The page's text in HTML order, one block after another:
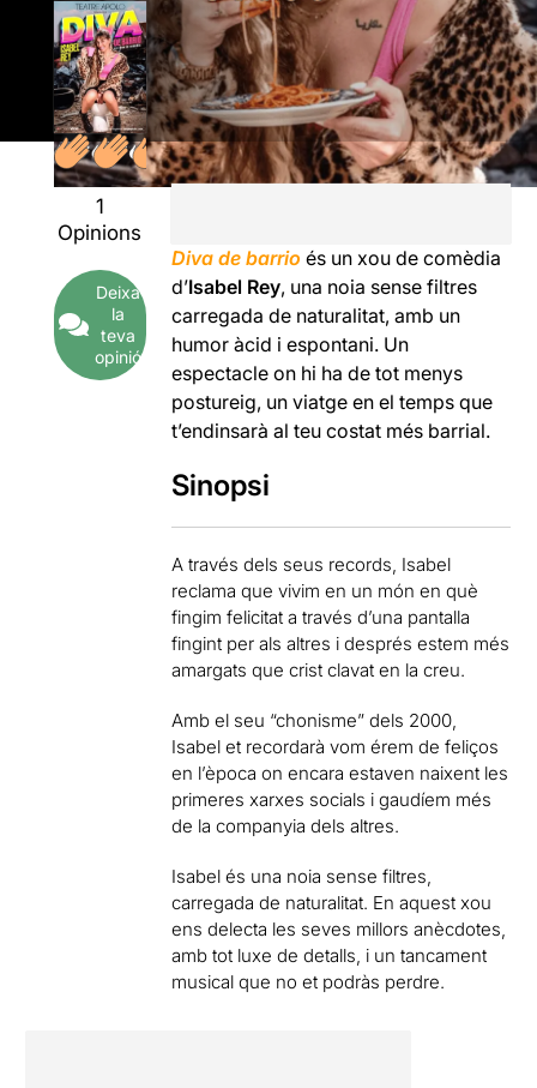
1
Opinions
Deixa
la
teva
opinió
Diva de barrioés un xou de comèdia
d’Isabel Rey, una noia sense filtres
carregada de naturalitat, amb un
humor àcid i espontani. Un
espectacle on hi ha de tot menys
postureig, un viatge en el temps que
t’endinsarà al teu costat més barrial.
Sinopsi
A través dels seus records, Isabel
reclama que vivim en un món en què
fingim felicitat a través d’una pantalla
fingint per als altres i després estem més
amargats que crist clavat en la creu.
Amb el seu “chonisme” dels 2000,
Isabel et recordarà vom érem de feliços
en l’època on encara estaven naixent les
primeres xarxes socials i gaudíem més
de la companyia dels altres.
Isabel és una noia sense filtres,
carregada de naturalitat. En aquest xou
ens delecta les seves millors anècdotes,
amb tot luxe de detalls, i un tancament
musical que no et podràs perdre.